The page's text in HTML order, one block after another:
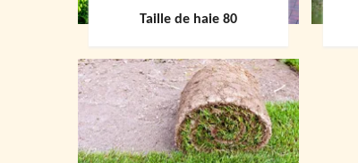
Taille de haie 80